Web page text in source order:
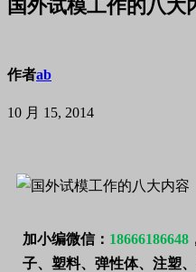
国外试模工作的八大
作者ab
10 月 15, 2014
加小编微信： 18666186648
子、塑料、弹性体、注塑、